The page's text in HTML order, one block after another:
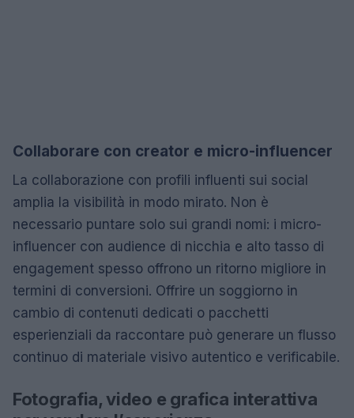
Collaborare con creator e micro-influencer
La collaborazione con profili influenti sui social
amplia la visibilità in modo mirato. Non è
necessario puntare solo sui grandi nomi: i micro-
influencer con audience di nicchia e alto tasso di
engagement spesso offrono un ritorno migliore in
termini di conversioni. Offrire un soggiorno in
cambio di contenuti dedicati o pacchetti
esperienziali da raccontare può generare un flusso
continuo di materiale visivo autentico e verificabile.
Fotografia, video e grafica interattiva